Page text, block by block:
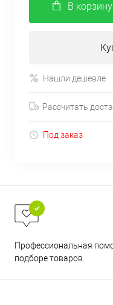
В корзину
Нашли дешевле
Рассчитать
Под заказ
Профессиональная
подборе товаров